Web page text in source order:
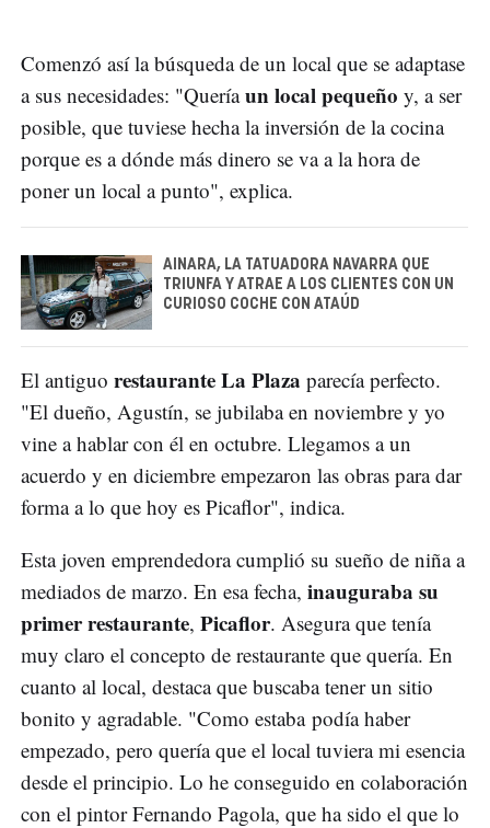
Comenzó así la búsqueda de un local que se adaptase
a sus necesidades: "Queríaun local pequeño y, a ser
posible, que tuviese hecha la inversión de la cocina
porque es a dónde más dinero se va a la hora de
poner un local a punto", explica.
AINARA, LA TATUADORA NAVARRA QUE
TRIUNFA Y ATRAE A LOS CLIENTES CON UN
CURIOSO COCHE CON ATAÚD
El antiguo restaurante La Plaza parecía perfecto.
"El dueño, Agustín, se jubilaba en noviembre y yo
vine a hablar con él en octubre. Llegamos a un
acuerdo y en diciembre empezaron las obras para dar
forma a lo que hoy es Picaflor", indica.
Esta joven emprendedora cumplió su sueño de niña a
mediados de marzo. En esa fecha, inauguraba su
primer restaurante, Picaflor. Asegura que tenía
muy claro el concepto de restaurante que quería. En
cuanto al local, destaca que buscaba tener un sitio
bonito y agradable. "Como estaba podía haber
empezado, pero quería que el local tuviera mi esencia
desde el principio. Lo he conseguido en colaboración
con el pintor Fernando Pagola, que ha sido el que lo